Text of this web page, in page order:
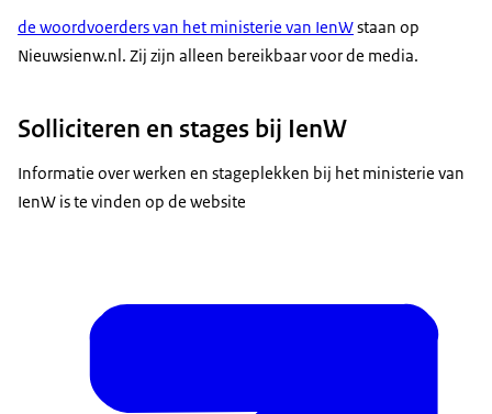
de woordvoerders van het ministerie van IenWstaan op
Nieuwsienw.nl. Zij zijn alleen bereikbaar voor de media.
Solliciteren en stages bij IenW
Informatie over werken en stageplekken bij het ministerie van
IenW is te vinden op de website